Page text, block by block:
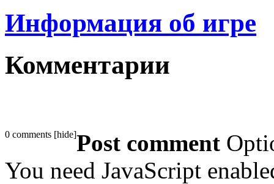
Информация об игре
Комментарии
0 comments [hide]Post comment
You need JavaScript